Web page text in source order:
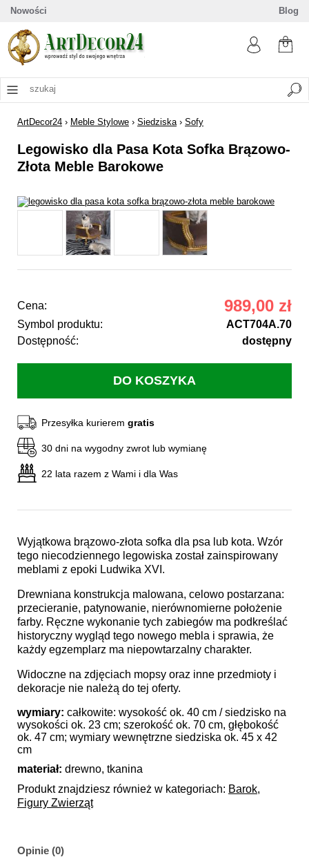
Nowości Blog
ArtDecor24 › Meble Stylowe › Siedziska › Sofy
Legowisko dla Pasa Kota Sofka Brązowo-
Złota Meble Barokowe
Wyjątkowa brązowo-złota sofka dla psa lub kota. Wzór
tego niecodziennego legowiska został zainspirowany
meblami z epoki Ludwika XVI.
Drewniana konstrukcja malowana, celowo postarzana:
przecieranie, patynowanie, nierównomierne położenie
farby. Ręczne wykonanie tych zabiegów ma podkreślać
historyczny wygląd tego nowego mebla i sprawia, że
każdy egzemplarz ma niepowtarzalny charakter.
Widoczne na zdjęciach mopsy oraz inne przedmioty i
dekoracje nie należą do tej oferty.
wymiary: całkowite: wysokość ok. 40 cm / siedzisko na
wysokości ok. 23 cm; szerokość ok. 70 cm, głębokość
ok. 47 cm; wymiary wewnętrzne siedziska ok. 45 x 42
cm
materiał: drewno, tkanina
Produkt znajdziesz również w kategoriach: Barok,
Figury Zwierząt
Cena: 989,00 zł
Symbol produktu:
ACT704A.70
Dostępność:
dostępny
Przesyłka kurierem gratis
30 dni na wygodny zwrot lub wymianę
22 lata razem z Wami i dla Was
Opinie (0)